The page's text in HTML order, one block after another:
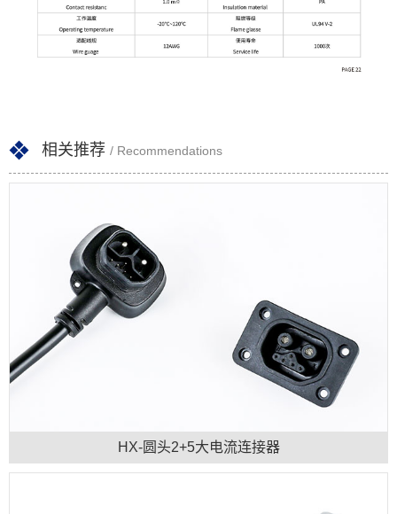
相关推荐 / Recommendations
HX-圆头2+5大电流连接器